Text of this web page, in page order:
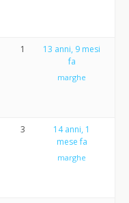
1
13 anni, 9 mesi
fa
marghe
3
14 anni, 1
mese fa
marghe